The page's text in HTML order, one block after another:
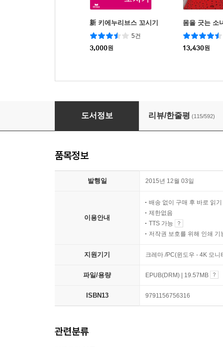
新 키에누리브스 꼬시기
5건
3,000원
몸을 긋는 소
13,430원
나는 언제나 옳다
도서정보 리뷰/한줄평 (115/592)
품목정보
발행일 2015년 12월 03일
이용안내
배송 없이 구매 후 바로 읽기
제한없음
TTS 가능
저작권 보호를 위해 인쇄 기
지원기기 크레마 /PC(윈도우 - 4K 모
파일/용량 EPUB(DRM) | 19.57MB
ISBN13 9791156756316
관련분류